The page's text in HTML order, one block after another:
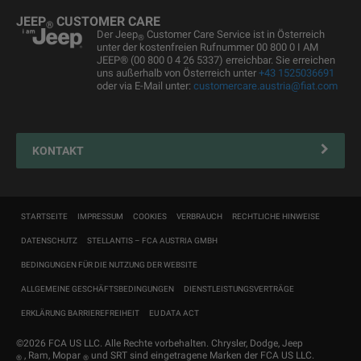
Kundendienst
Servicepartner finden
Reifen
Fahrzeugimport
COC
Typenscheinduplikat
JEEP® CUSTOMER CARE
Der Jeep® Customer Care Service ist in Österreich
unter der kostenfreien Rufnummer 00 800 0 I AM
JEEP® (00 800 0 4 26 5337) erreichbar. Sie erreichen
uns außerhalb von Österreich unter +43 1525036691
oder via E-Mail unter: customercare.austria@fiat.com
KONTAKT
STARTSEITE IMPRESSUM COOKIES VERBRAUCH RECHTLICHE HINWEISE
DATENSCHUTZ STELLANTIS – FCA AUSTRIA GMBH
BEDINGUNGEN FÜR DIE NUTZUNG DER WEBSITE
ALLGEMEINE GESCHÄFTSBEDINGUNGEN DIENSTLEISTUNGSVERTRÄGE
ERKLÄRUNG BARRIEREFREIHEIT EU DATA ACT
©2026 FCA US LLC. Alle Rechte vorbehalten. Chrysler, Dodge, Jeep
® , Ram, Mopar ® und SRT sind eingetragene Marken der FCA US LLC.